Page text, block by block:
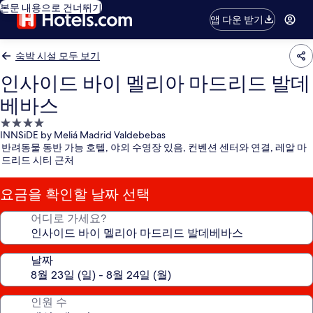
본문 내용으로 건너뛰기
앱 다운 받기
숙박 시설 모두 보기
인사이드 바이 멜리아 마드리드 발데
베바스
4.0
성
급
시
설
INNSiDE by Meliá Madrid Valdebebas
반려동물 동반 가능 호텔, 야외 수영장 있음, 컨벤션 센터와 연결, 레알 마
드리드 시티 근처
요금을 확인할 날짜 선택
어디로 가세요?
날짜
인원 수